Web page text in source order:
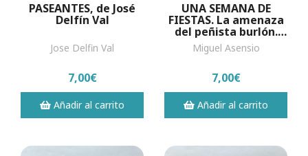
PASEANTES, de José
Delfín Val
Jose Delfin Val
7,00€
Añadir al carrito
UNA SEMANA DE
FIESTAS. La amenaza
del peñista burlón.
Una semana aún más
negra
Miguel Asensio
7,00€
Añadir al carrito